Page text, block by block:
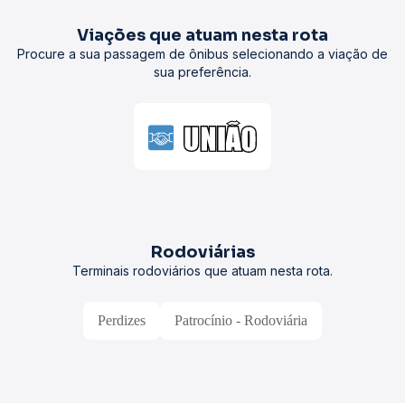
Viações que atuam nesta rota
Procure a sua passagem de ônibus selecionando a viação de
sua preferência.
Rodoviárias
Terminais rodoviários que atuam nesta rota.
Perdizes Patrocínio - Rodoviária